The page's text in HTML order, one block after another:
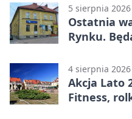
5 sierpnia 2026
Ostatnia
Rynku.
4 sierpnia 2026
Akcja Lato
Fitness,